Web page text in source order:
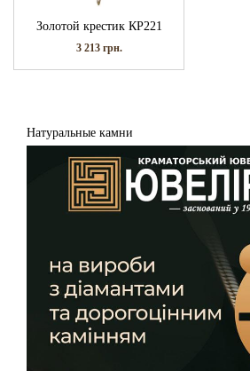
Золотой крестик КР221
3 213 грн.
Натуральные камни